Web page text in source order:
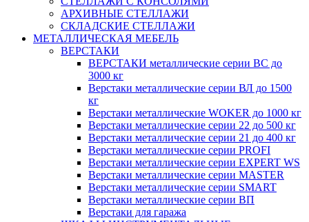
АРХИВНЫЕ СТЕЛЛАЖИ
СКЛАДСКИЕ СТЕЛЛАЖИ
МЕТАЛЛИЧЕСКАЯ МЕБЕЛЬ
ВЕРСТАКИ
ВЕРСТАКИ металлические серии ВС до
3000 кг
Верстаки металлические серии ВЛ до 1500
кг
Верстаки металлические WOKER до 1000 кг
Верстаки металлические серии 22 до 500 кг
Верстаки металлические серии 21 до 400 кг
Верстаки металлические серии PROFI
Верстаки металлические серии EXPERT WS
Верстаки металлические серии MASTER
Верстаки металлические серии SMART
Верстаки металлические серии ВП
Верстаки для гаража